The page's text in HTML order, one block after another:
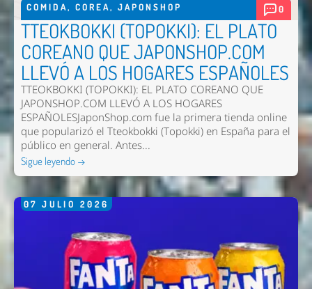
COMIDA, COREA, JAPONSHOP 0
TTEOKBOKKI (TOPOKKI): EL PLATO
COREANO QUE JAPONSHOP.COM
LLEVÓ A LOS HOGARES ESPAÑOLES
TTEOKBOKKI (TOPOKKI): EL PLATO COREANO QUE
JAPONSHOP.COM LLEVÓ A LOS HOGARES
ESPAÑOLESJaponShop.com fue la primera tienda online
que popularizó el Tteokbokki (Topokki) en España para el
público en general. Antes...
Sigue leyendo →
07 JULIO 2026